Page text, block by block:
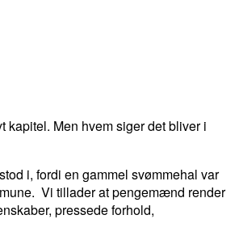
kapitel. Men hvem siger det bliver i
i, fordi en gammel svømmehal var
Vi tillader at pengemænd render
pressede forhold,